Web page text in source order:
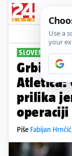
SLOVENAC
Grbić do
Atletica:
prilika
operaciji
Piše Fabijan Hrnčić